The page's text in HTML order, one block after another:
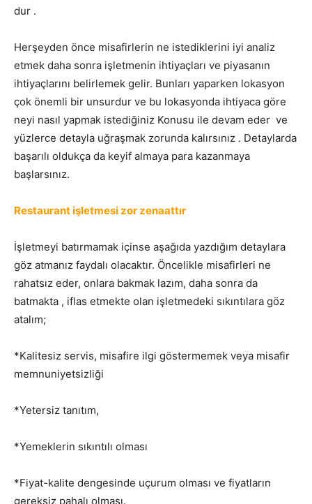
dur .
Herşeyden önce misafirlerin ne istediklerini iyi analiz
etmek daha sonra işletmenin ihtiyaçları ve piyasanın
ihtiyaçlarını belirlemek gelir. Bunları yaparken lokasyon
çok önemli bir unsurdur ve bu lokasyonda ihtiyaca göre
neyi nasıl yapmak istediğiniz Konusu ile devam eder ve
yüzlerce detayla uğraşmak zorunda kalırsınız . Detaylarda
başarılı oldukça da keyif almaya para kazanmaya
başlarsınız.
Restaurant işletmesi zor zenaattır
İşletmeyi batırmamak içinse aşağıda yazdığım detaylara
göz atmanız faydalı olacaktır. Öncelikle misafirleri ne
rahatsız eder, onlara bakmak lazım, daha sonra da
batmakta , iflas etmekte olan işletmedeki sıkıntılara göz
atalım;
*Kalitesiz servis, misafire ilgi göstermemek veya misafir
memnuniyetsizliği
*Yetersiz tanıtım,
*Yemeklerin sıkıntılı olması
*Fiyat-kalite dengesinde uçurum olması ve fiyatların
gereksiz pahalı olması.